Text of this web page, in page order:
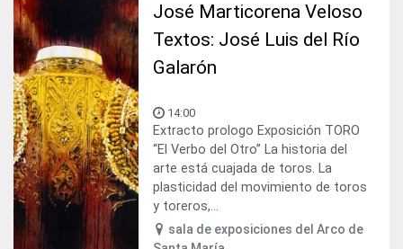
José Marticorena Veloso
Textos: José Luis del Río
Galarón
14:00
Extracto prologo Exposición TORO
“El Verbo del Otro” La historia del
arte está cuajada de toros. La
plasticidad del movimiento de toros
y toreros,...
sala de exposiciones del Arco de